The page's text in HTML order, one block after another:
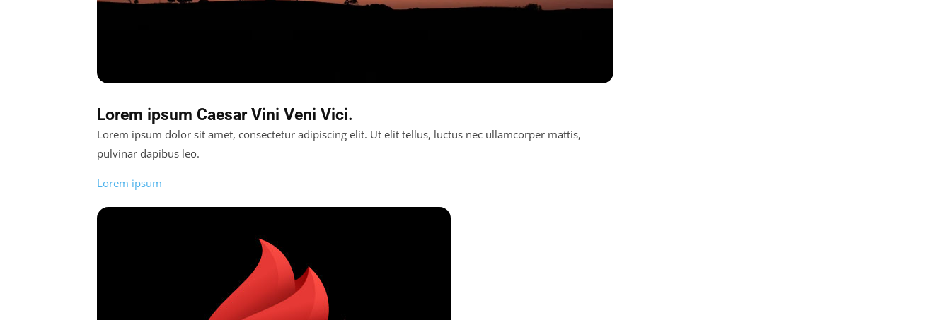
Lorem ipsum Caesar Vini Veni Vici.
Lorem ipsum dolor sit amet, consectetur adipiscing elit. Ut elit tellus, luctus nec ullamcorper mattis,
pulvinar dapibus leo.
Lorem ipsum